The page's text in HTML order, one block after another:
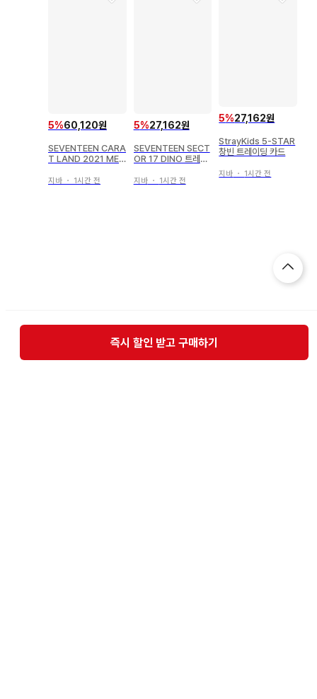
5%60,120원
SEVENTEEN CARA
T LAND 2021 ME
트레이딩 카드
지바 ・ 1시간 전
5%27,162원
SEVENTEEN SECT
OR 17 DINO 트레이
지바・ 1시간 전
5%27,162원
StrayKids 5-STAR
창빈 트레이딩 카드
지바 ・ 1시간 전
즉시 할인 받고 구매하기